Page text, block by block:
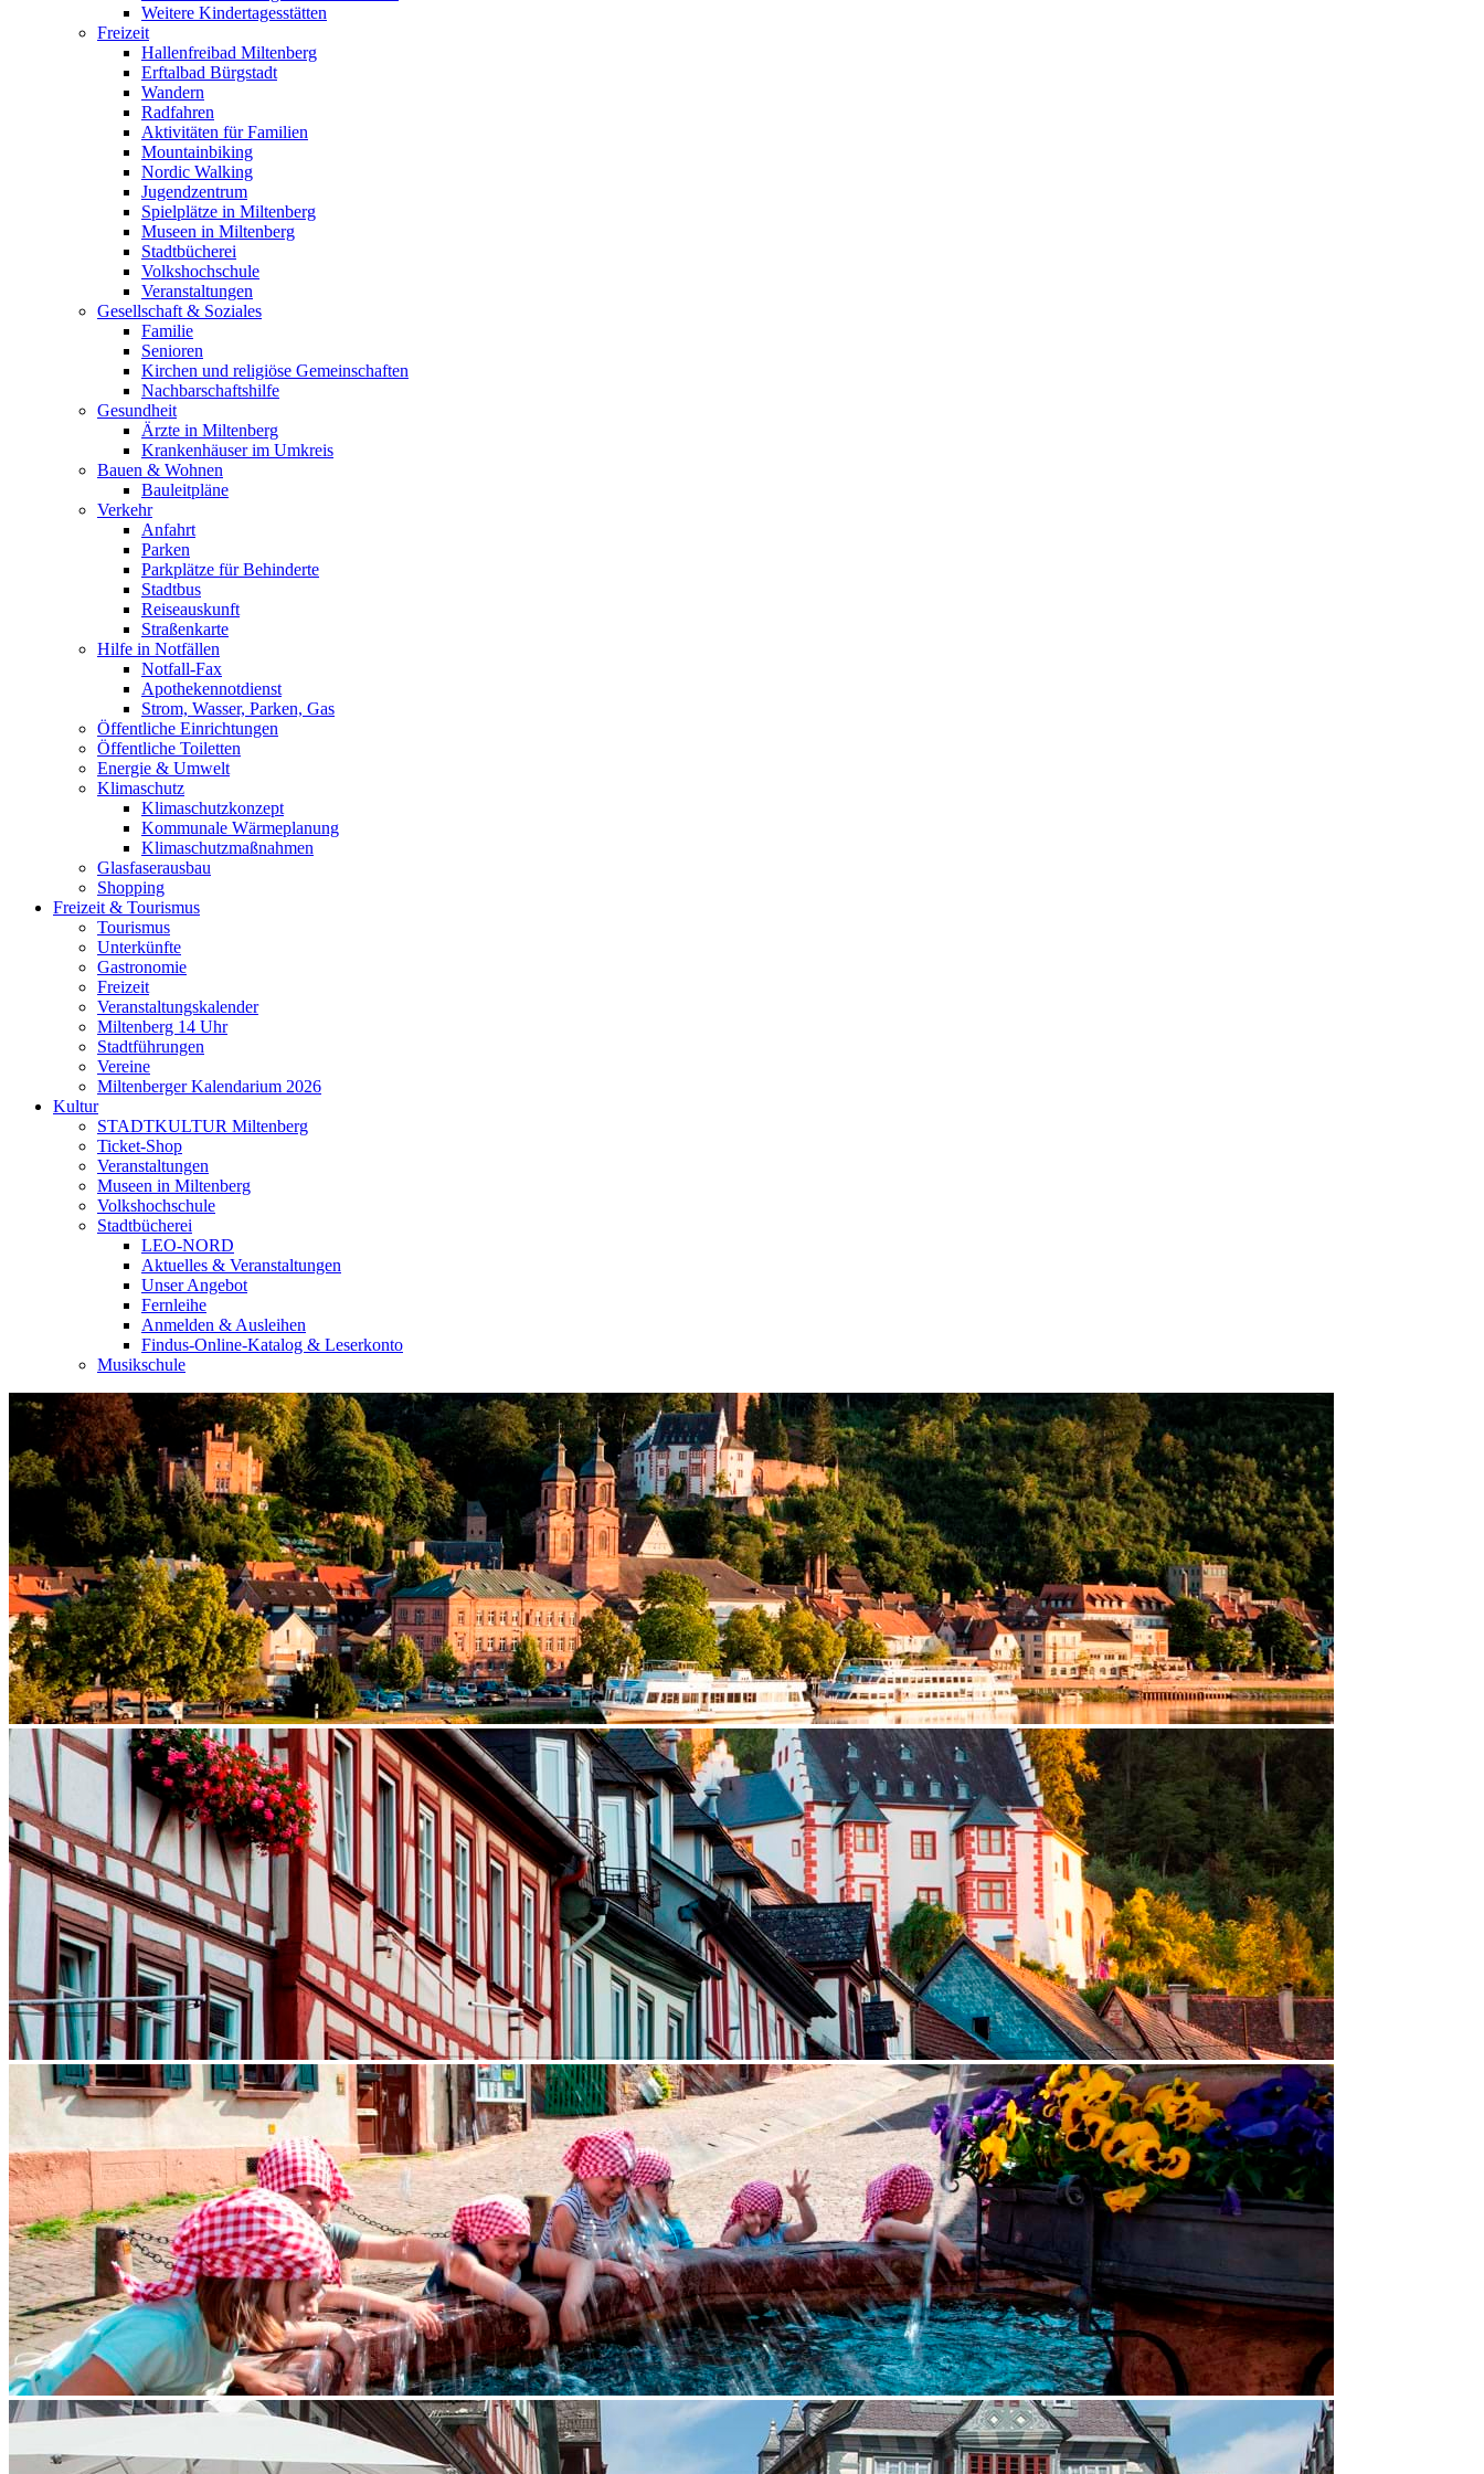
Weitere Kindertagesstätten
Freizeit
Hallenfreibad Miltenberg
Erftalbad Bürgstadt
Wandern
Radfahren
Aktivitäten für Familien
Mountainbiking
Nordic Walking
Jugendzentrum
Spielplätze in Miltenberg
Museen in Miltenberg
Stadtbücherei
Volkshochschule
Veranstaltungen
Gesellschaft & Soziales
Familie
Senioren
Kirchen und religiöse Gemeinschaften
Nachbarschaftshilfe
Gesundheit
Ärzte in Miltenberg
Krankenhäuser im Umkreis
Bauen & Wohnen
Bauleitpläne
Verkehr
Anfahrt
Parken
Parkplätze für Behinderte
Stadtbus
Reiseauskunft
Straßenkarte
Hilfe in Notfällen
Notfall-Fax
Apothekennotdienst
Strom, Wasser, Parken, Gas
Öffentliche Einrichtungen
Öffentliche Toiletten
Energie & Umwelt
Klimaschutz
Klimaschutzkonzept
Kommunale Wärmeplanung
Klimaschutzmaßnahmen
Glasfaserausbau
Shopping
Freizeit & Tourismus
Tourismus
Unterkünfte
Gastronomie
Freizeit
Veranstaltungskalender
Miltenberg 14 Uhr
Stadtführungen
Vereine
Miltenberger Kalendarium 2026
Kultur
STADTKULTUR Miltenberg
Ticket-Shop
Veranstaltungen
Museen in Miltenberg
Volkshochschule
Stadtbücherei
LEO-NORD
Aktuelles & Veranstaltungen
Unser Angebot
Fernleihe
Anmelden & Ausleihen
Findus-Online-Katalog & Leserkonto
Musikschule